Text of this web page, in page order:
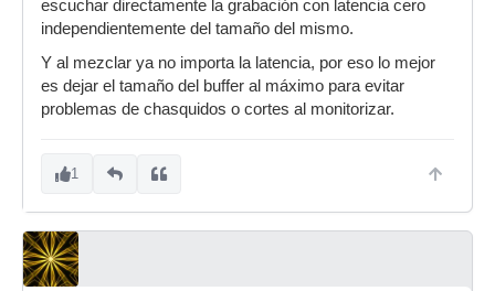
escuchar directamente la grabación con latencia cero
independientemente del tamaño del mismo.
Y al mezclar ya no importa la latencia, por eso lo mejor
es dejar el tamaño del buffer al máximo para evitar
problemas de chasquidos o cortes al monitorizar.
1